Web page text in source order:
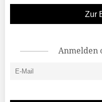
Zur
Anmelden